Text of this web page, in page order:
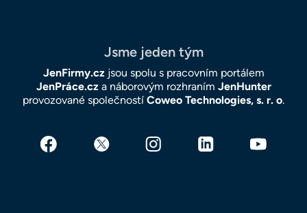
Jsme jeden tým
JenFirmy.czjsou spolu s pracovním portálem
JenPráce.cza náborovým rozhraním JenHunter
provozované společností Coweo Technologies, s. r. o.